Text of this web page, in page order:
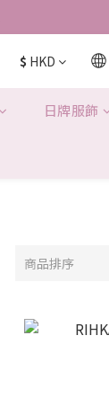
$ HKD
日牌服飾
商品排序